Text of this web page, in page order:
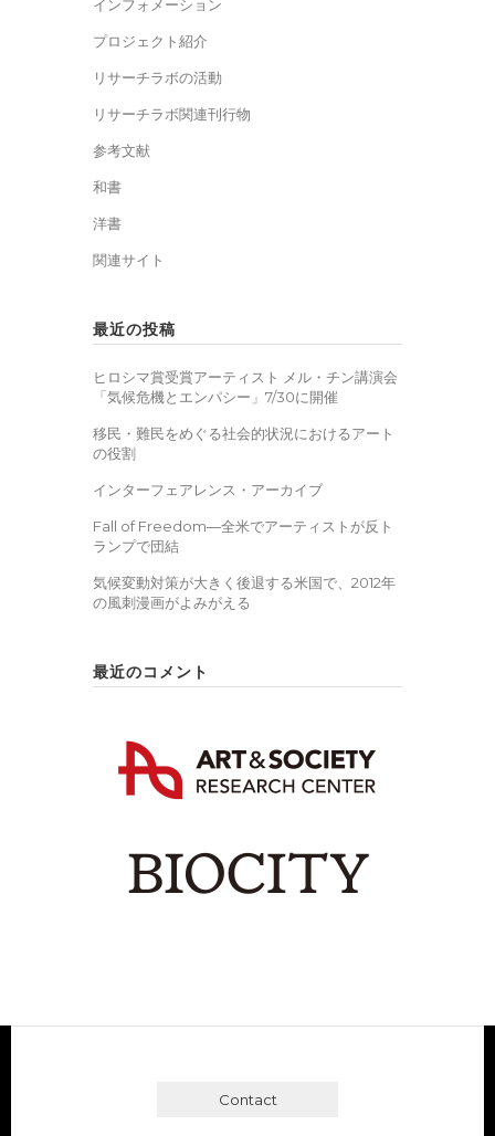
インフォメーション
プロジェクト紹介
リサーチラボの活動
リサーチラボ関連刊行物
参考文献
和書
洋書
関連サイト
最近の投稿
ヒロシマ賞受賞アーティスト メル・チン講演会
「気候危機とエンパシー」7/30に開催
移民・難民をめぐる社会的状況におけるアート
の役割
インターフェアレンス・アーカイブ
Fall of Freedom―全米でアーティストが反ト
ランプで団結
気候変動対策が大きく後退する米国で、2012年
の風刺漫画がよみがえる
最近のコメント
Contact